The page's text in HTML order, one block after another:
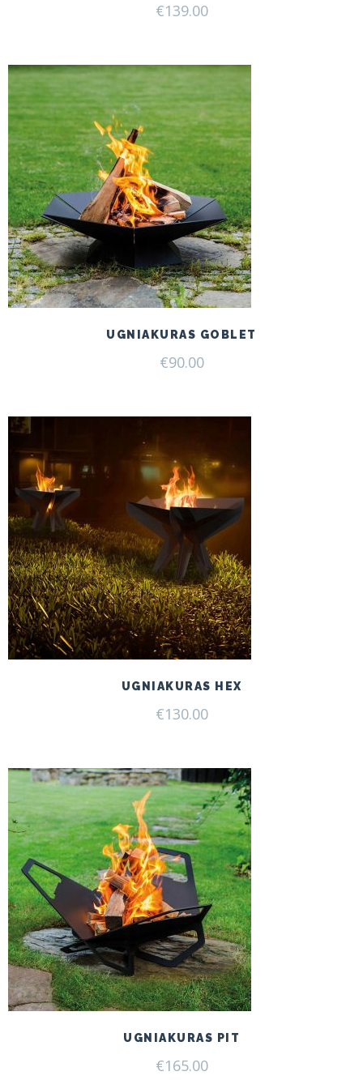
€139.00
UGNIAKURAS GOBLET
€90.00
UGNIAKURAS HEX
€130.00
UGNIAKURAS PIT
€165.00